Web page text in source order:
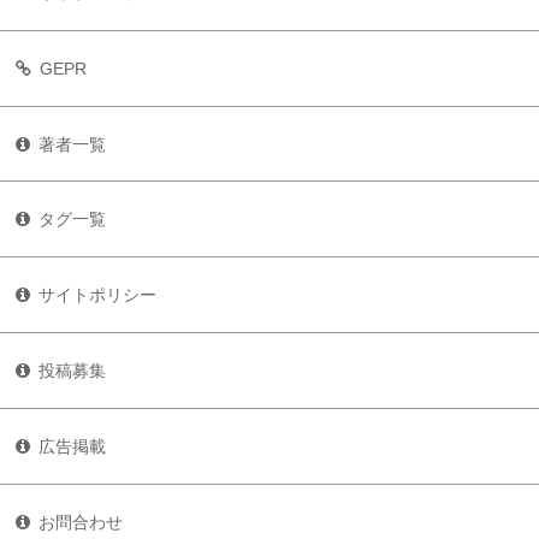
GEPR
著者一覧
タグ一覧
サイトポリシー
投稿募集
広告掲載
お問合わせ